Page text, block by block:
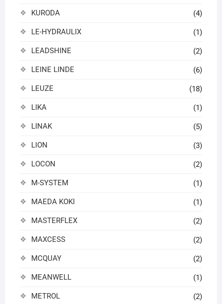
KURODA (4)
LE-HYDRAULIX (1)
LEADSHINE (2)
LEINE LINDE (6)
LEUZE (18)
LIKA (1)
LINAK (5)
LION (3)
LOCON (2)
M-SYSTEM (1)
MAEDA KOKI (1)
MASTERFLEX (2)
MAXCESS (2)
MCQUAY (2)
MEANWELL (1)
METROL (2)